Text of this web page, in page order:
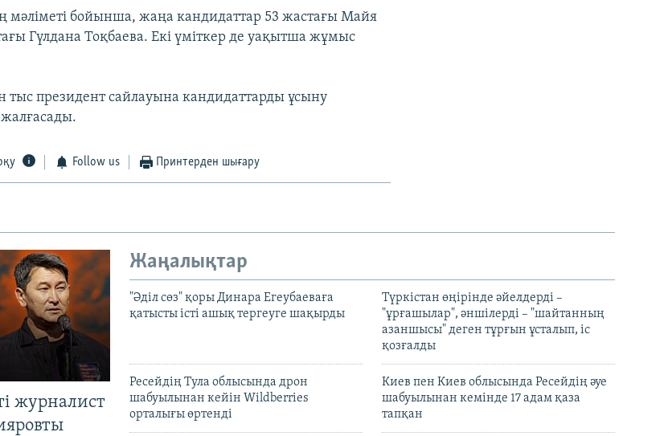
мәліметі бойынша, жаңа кандидаттар 53 жастағы Майя
Гүлдана Тоқбаева. Екі үміткер де уақытша жұмыс
тыс президент сайлауына кандидаттарды ұсыну
Follow us Принтерден шығару
журналист
Жаңалықтар
"Әділ сөз" қоры Динара Егеубаеваға
қатысты істі ашық тергеуге шақырды
Түркістан өңірінде әйелдерді –
"ұрғашылар", әншілерді – "шайтанның
азаншысы" деген тұрғын ұсталып, іс
қозғалды
Ресейдің Тула облысында дрон
шабуылынан кейін Wildberries
орталығы өртенді
Киев пен Киев облысында Ресейдің әуе
шабуылынан кемінде 17 адам қаза
тапқан